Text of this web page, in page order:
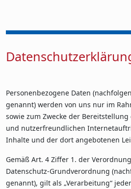
Personenbezogene Daten
genannt) werden von uns nur im
sowie zum Zwecke der
und nutzerfreundlichen
Inhalte und der dort angebotenen
Gemäß Art. 4 Ziffer 1. der
Datenschutz-Grundverordnung
genannt), gilt als „Verarbeitung“